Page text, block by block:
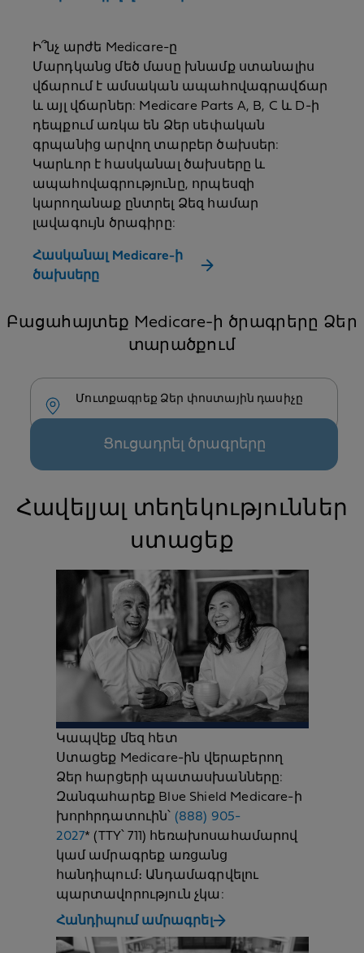
Ի՞նչ արժե Medicare-ը
Մարդկանց մեծ մասը խնամք ստանալիս
վճարում է ամսական ապահովագրավճար
և այլ վճարներ: Medicare Parts A, B, C և D-ի
դեպքում առկա են Ձեր սեփական
գրպանից արվող տարբեր ծախսեր:
Կարևոր է հասկանալ ծախսերը և
ապահովագրությունը, որպեսզի
կարողանաք ընտրել Ձեզ համար
լավագույն ծրագիրը:
Հասկանալ Medicare-ի
ծախսերը
Բացահայտեք Medicare-ի ծրագրերը Ձեր
տարածքում
Մուտքագրեք Ձեր փոստային դասիչը
Ցուցադրել ծրագրերը
Հավելյալ տեղեկություններ
ստացեք
Կապվեք մեզ հետ
Ստացեք Medicare-ին վերաբերող
Ձեր հարցերի պատասխանները:
Զանգահարեք Blue Shield Medicare-ի
խորհրդատուին՝ (888) 905-
2027* (TTY՝ 711) հեռախոսահամարով
կամ ամրագրեք առցանց
հանդիպում։ Անդամագրվելու
պարտավորություն չկա:
Հանդիպում ամրագրել